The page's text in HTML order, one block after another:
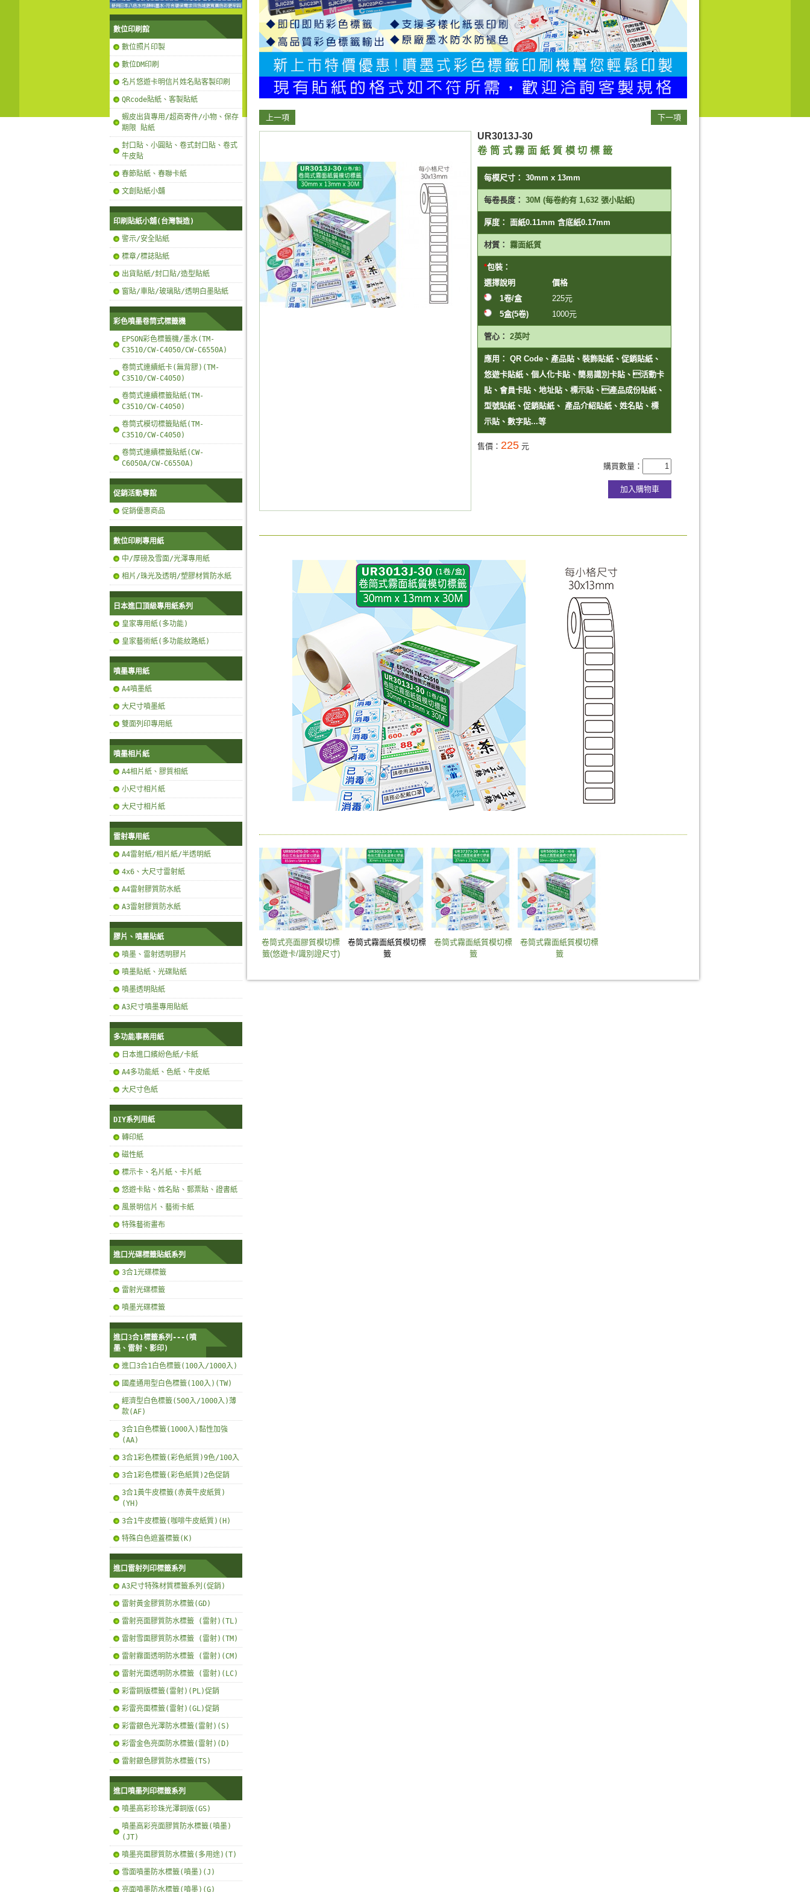
數位印刷館
數位照片印製
數位DM印刷
名片悠遊卡明信片姓名貼客製印刷
QRcode貼紙、客製貼紙
蝦皮出貨專用/超商寄件/小物、保存
期限 貼紙
封口貼、小圓貼、卷式封口貼、卷式
牛皮貼
春節貼紙、春聯卡紙
文創貼紙小舖
印刷貼紙小舖(台灣製造)
警示/安全貼紙
標章/標誌貼紙
出貨貼紙/封口貼/造型貼紙
窗貼/車貼/玻璃貼/透明白墨貼紙
彩色噴墨卷筒式標籤機
EPSON彩色標籤機/墨水(TM-
C3510/CW-C4050/CW-C6550A)
卷筒式連續紙卡(無背膠)(TM-
C3510/CW-C4050)
卷筒式連續標籤貼紙(TM-
C3510/CW-C4050)
卷筒式模切標籤貼紙(TM-
C3510/CW-C4050)
卷筒式連續標籤貼紙(CW-
C6050A/CW-C6550A)
促銷活動專館
促銷優惠商品
數位印刷專用紙
中/厚磅及雪面/光澤專用紙
相片/珠光及透明/塑膠材質防水紙
日本進口頂級專用紙系列
皇家專用紙(多功能)
皇家藝術紙(多功能紋路紙)
噴墨專用紙
A4噴墨紙
大尺寸噴墨紙
雙面列印專用紙
噴墨相片紙
A4相片紙、膠質相紙
小尺寸相片紙
大尺寸相片紙
雷射專用紙
A4雷射紙/相片紙/半透明紙
4x6、大尺寸雷射紙
A4雷射膠質防水紙
A3雷射膠質防水紙
膠片、噴墨貼紙
噴墨、雷射透明膠片
噴墨貼紙、光碟貼紙
噴墨透明貼紙
A3尺寸噴墨專用貼紙
多功能事務用紙
日本進口繽紛色紙/卡紙
A4多功能紙、色紙、牛皮紙
大尺寸色紙
DIY系列用紙
轉印紙
磁性紙
標示卡、名片紙、卡片紙
悠遊卡貼、姓名貼、郵票貼、證書紙
風景明信片、藝術卡紙
特殊藝術畫布
進口光碟標籤貼紙系列
3合1光碟標籤
雷射光碟標籤
噴墨光碟標籤
進口3合1標籤系列---(噴
墨、雷射、影印)
進口3合1白色標籤(100入/1000入)
國產通用型白色標籤(100入)(TW)
經濟型白色標籤(500入/1000入)薄
款(AF)
3合1白色標籤(1000入)黏性加強
(AA)
3合1彩色標籤(彩色紙質)9色/100入
3合1彩色標籤(彩色紙質)2色促銷
3合1黃牛皮標籤(赤黃牛皮紙質)
(YH)
3合1牛皮標籤(咖啡牛皮紙質)(H)
特殊白色遮蓋標籤(K)
進口雷射列印標籤系列
A3尺寸特殊材質標籤系列(促銷)
雷射黃金膠質防水標籤(GD)
雷射亮面膠質防水標籤 (雷射)(TL)
雷射雪面膠質防水標籤 (雷射)(TM)
雷射霧面透明防水標籤 (雷射)(CM)
雷射光面透明防水標籤 (雷射)(LC)
彩雷銅版標籤(雷射)(PL)促銷
彩雷亮面標籤(雷射)(GL)促銷
彩雷銀色光澤防水標籤(雷射)(S)
彩雷金色亮面防水標籤(雷射)(D)
雷射銀色膠質防水標籤(TS)
進口噴墨列印標籤系列
噴墨高彩珍珠光澤銅版(GS)
噴墨高彩亮面膠質防水標籤(噴墨)
(JT)
噴墨亮面膠質防水標籤(多用途)(T)
雪面噴墨防水標籤(噴墨)(J)
亮面噴墨防水標籤(噴墨)(G)
上一項 下一項
UR3013J-30
卷筒式霧面紙質模切標籤
每模尺寸： 30mm x 13mm
每卷長度： 30M (每卷約有 1,632 張小貼紙)
厚度： 面紙0.11mm 含底紙0.17mm
材質： 霧面紙質
包裝：
選擇說明
價格
1卷/盒
225元
5盒(5卷) 1000元
管心： 2英吋
應用： QR Code、產品貼、裝飾貼紙、促銷貼紙、
悠遊卡貼紙、個人化卡貼、簡易識別卡貼、活動卡
貼、會員卡貼、地址貼、標示貼、產品成份貼紙、
型號貼紙、促銷貼紙、 產品介紹貼紙、姓名貼、標
示貼、數字貼...等
售價： 225 元
購買數量：
卷筒式亮面膠質模切標
籤(悠遊卡/識別證尺寸)
卷筒式霧面紙質模切標
籤
卷筒式霧面紙質模切標
籤
卷筒式霧面紙質模切標
籤